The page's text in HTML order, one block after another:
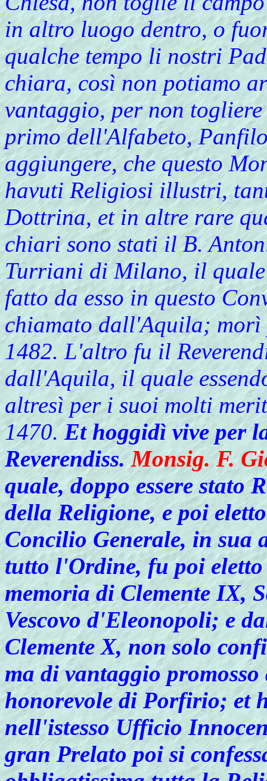
in altro luogo dentro, o
qualche tempo li nostri
chiara, così non potiamo
vantaggio, per non
primo dell'Alfabeto,
aggiungere, che questo
havuti Religiosi illustri,
Dottrina, et in altre rare
chiari sono stati il B.
Turriani di Milano, il
fatto da esso in questo
chiamato dall'Aquila;
1482. L'altro fu il
dall'Aquila, il quale
altresì per i suoi molti
1470.Et hoggidì vive per
Reverendiss.Monsig. F.
quale, doppo essere stato
della Religione, e poi
Concilio Generale, in sua
tutto l'Ordine, fu poi
memoria di Clemente IX,
Vescovo d'Eleonopoli; e
Clemente X, non solo
ma di vantaggio
honorevole di Porfirio; et
nell'istesso Ufficio
gran Prelato poi si